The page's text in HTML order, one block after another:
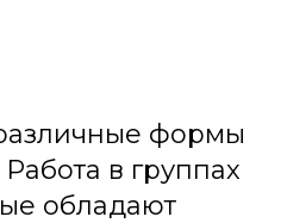
формы
в группах
обладают